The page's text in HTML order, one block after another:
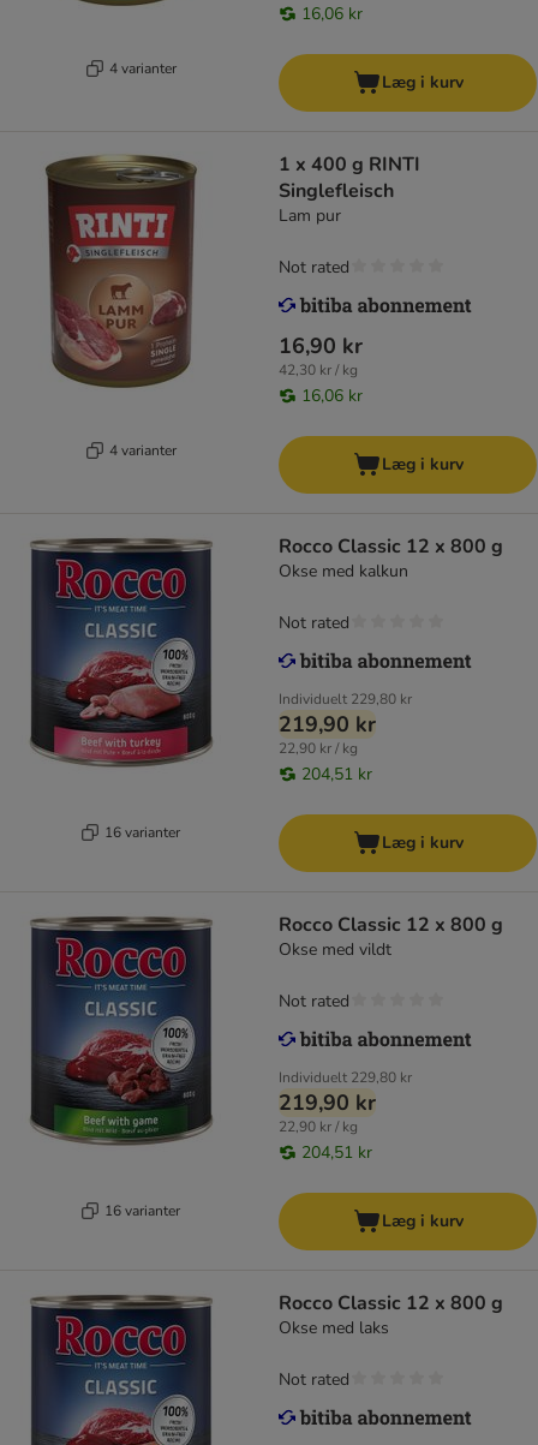
4 varianter
16,06 kr
Læg i kurv
4 varianter
1 x 400 g RINTI
Singlefleisch
Lam pur
16,90 kr
42,30 kr / kg
16,06 kr
Not rated
Læg i kurv
16 varianter
Rocco Classic 12 x 800 g
Okse med kalkun
Individuelt 229,80 kr
219,90 kr
22,90 kr / kg
204,51 kr
Not rated
Læg i kurv
16 varianter
Rocco Classic 12 x 800 g
Okse med vildt
Individuelt 229,80 kr
219,90 kr
22,90 kr / kg
204,51 kr
Not rated
Læg i kurv
Rocco Classic 12 x 800 g
Okse med laks
Not rated